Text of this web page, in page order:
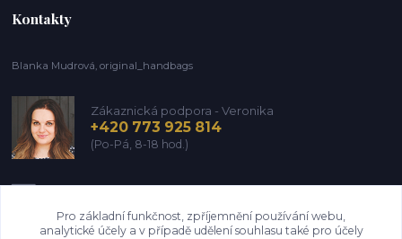
Kontakty
Blanka Mudrová, original_handbags
Zákaznická podpora - Veronika
+420 773 925 814
(Po-Pá, 8-18 hod.)
Pro základní funkčnost, zpříjemnění používání webu,
analytické účely a v případě udělení souhlasu také pro účely